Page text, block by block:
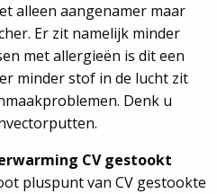
alleen aangenamer maar
Er zit namelijk minder
met allergieën is dit een
minder stof in de lucht zit
Denk u
CV gestookt
pluspunt van CV gestookte